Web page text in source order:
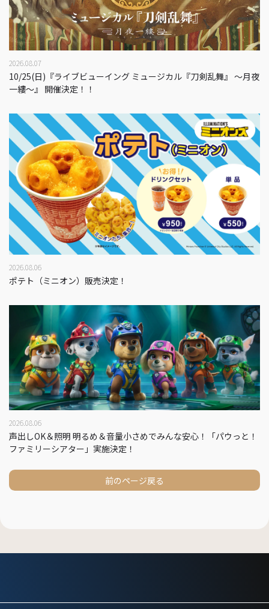
2026.08.07
10/25(日)『ライブビューイング ミュージカル『刀剣乱舞』 ～月夜
一縷～』 開催決定！！
2026.08.06
ポテト（ミニオン）販売決定！
2026.08.06
声出しOK＆照明 明るめ＆音量小さめでみんな安心！「パウっと！
ファミリーシアター」実施決定！
前のページ戻る